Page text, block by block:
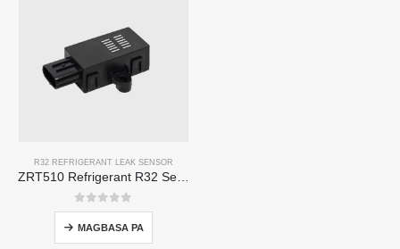
R32 REFRIGERANT LEAK SENSOR
0sa 5
MAGBASA PA